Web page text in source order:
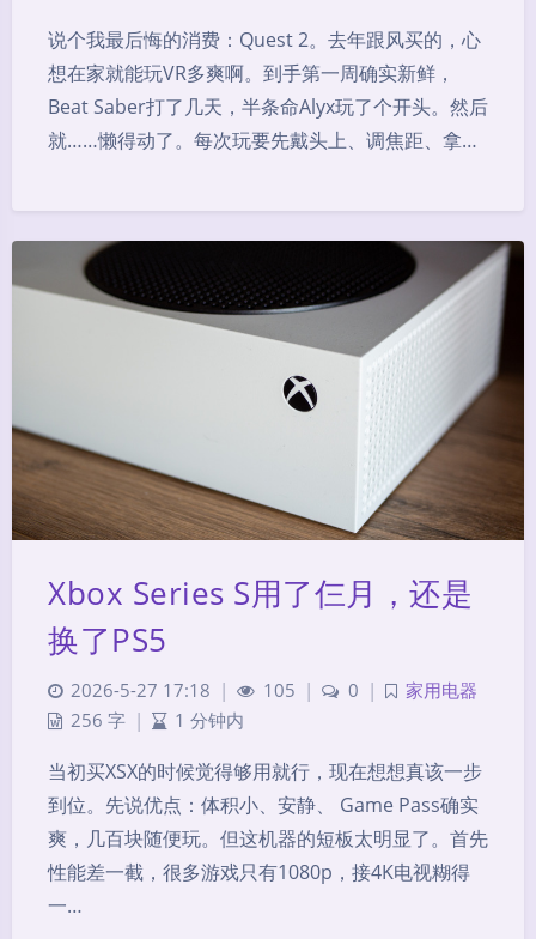
说个我最后悔的消费：Quest 2。去年跟风买的，心
想在家就能玩VR多爽啊。到手第一周确实新鲜，
Beat Saber打了几天，半条命Alyx玩了个开头。然后
就……懒得动了。每次玩要先戴头上、调焦距、拿…
Xbox Series S用了仨月，还是
换了PS5
2026-5-27 17:18 | 105 | 0 |
家用电器
256 字 | 1 分钟内
当初买XSX的时候觉得够用就行，现在想想真该一步
到位。先说优点：体积小、安静、 Game Pass确实
爽，几百块随便玩。但这机器的短板太明显了。首先
性能差一截，很多游戏只有1080p，接4K电视糊得
一…